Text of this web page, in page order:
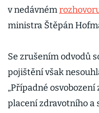
v nedávném
ministra Štěpán
Se zrušením odvodů
pojištění však
„Případné
placení zdravotního a